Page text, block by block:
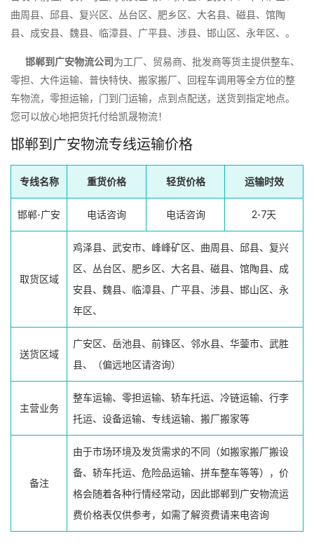
曲周县、邱县、复兴区、丛台区、肥乡区、大名县、磁县、馆陶
县、成安县、魏县、临漳县、广平县、涉县、邯山区、永年区、。
邯郸到广安物流公司为工厂、贸易商、批发商等货主提供整车、
零担、大件运输、普快特快、搬家搬厂、回程车调用等全方位的整
车物流，零担运输，门到门运输，点到点配送，送货到指定地点。
您可以放心地把货托付给凯晟物流！
邯郸到广安物流专线运输价格
专线名称 重货价格 轻货价格 运输时效
邯郸-广安 电话咨询 电话咨询 2-7天
取货区域
鸡泽县、武安市、峰峰矿区、曲周县、邱县、复兴
区、丛台区、肥乡区、大名县、磁县、馆陶县、成
安县、魏县、临漳县、广平县、涉县、邯山区、永
年区、
送货区域
广安区、岳池县、前锋区、邻水县、华蓥市、武胜
县、（偏远地区请咨询）
主营业务
整车运输、零担运输、轿车托运、冷链运输、行李
托运、设备运输、专线运输、搬厂搬家等
备注
由于市场环境及发货需求的不同（如搬家搬厂搬设
备、轿车托运、危险品运输、拼车整车等等），价
格会随着各种行情经常动，因此邯郸到广安物流运
费价格表仅供参考，如需了解资费请来电咨询